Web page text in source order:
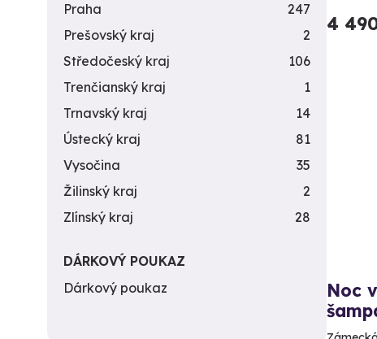
4
Noc
Praha
247
Prešovský kraj
2
Středočeský kraj
106
Trenčianský kraj
1
Trnavský kraj
14
Ústecký kraj
81
Vysočina
35
Žilinský kraj
2
Zlínský kraj
28
DÁRKOVÝ POUKAZ
Dárkový poukaz